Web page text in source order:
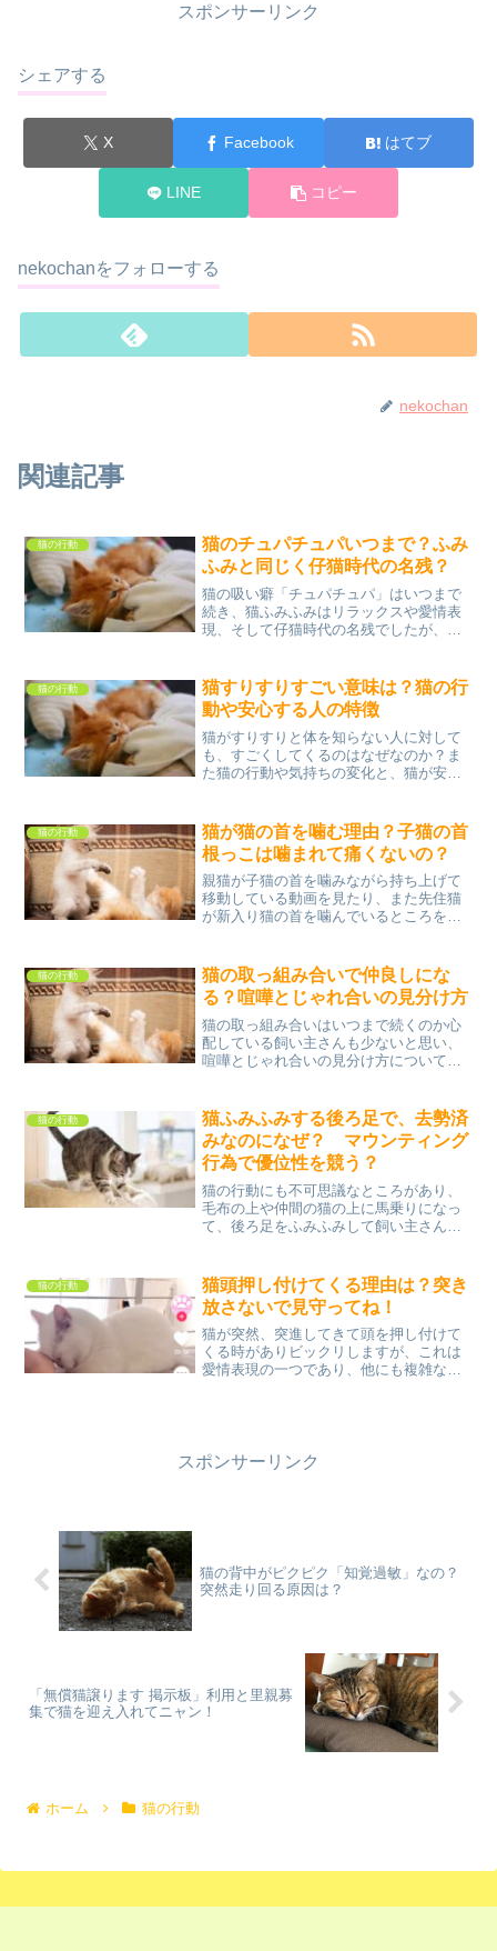
スポンサーリンク
シェアする
X Facebook はてブ
LINE コピー
nekochanをフォローする
nekochan
関連記事
猫の行動
猫のチュパチュパいつまで？ふみ
ふみと同じく仔猫時代の名残？
猫の吸い癖「チュパチュパ」はいつまで
続き、猫ふみふみはリラックスや愛情表
現、そして仔猫時代の名残でしたが、吸
ングなどに気をつけながら、「チュパチ
ュパ」を見守ってあげれば...
猫の行動
猫すりすりすごい意味は？猫の行
動や安心する人の特徴
猫がすりすりと体を知らない人に対して
も、すごくしてくるのはなぜなのか？ま
た猫の行動や気持ちの変化と、猫が安心
な人が来ると遠くの方から見つけて走っ
てきたりしますが、興味の...
猫の行動
猫が猫の首を噛む理由？子猫の首
根っこは噛まれて痛くないの？
親猫が子猫の首を噛みながら持ち上げて
移動している動画を見たり、また先住猫
が新入り猫の首を噛んでいるところを見
くはないのかなぁ〜と心配になることが
ありますが、猫の体の構造...
猫の行動
猫の取っ組み合いで仲良しにな
る？喧嘩とじゃれ合いの見分け方
猫の取っ組み合いはいつまで続くのか心
配している飼い主さんも少ないと思い、
喧嘩とじゃれ合いの見分け方について調
ターンがあり、猫は温厚な動物なので室
内飼いの場合は、ケガを...
猫の行動
猫ふみふみする後ろ足で、去勢済
みなのになぜ？ マウンティング
行為で優位性を競う？
猫の行動にも不可思議なところがあり、
毛布の上や仲間の猫の上に馬乗りになっ
て、後ろ足をふみふみして飼い主さんを
ス猫ではなくオス猫でも、その行動をす
ることがあります。⇒猫の...
猫の行動
猫頭押し付けてくる理由は？突き
放さないで見守ってね！
猫が突然、突進してきて頭を押し付けて
くる時がありビックリしますが、これは
愛情表現の一つであり、他にも複雑な心
スポンサーリンク
猫の背中がピクピク「知覚過敏」なの？
突然走り回る原因は？
「無償猫譲ります 掲示板」利用と里親募
集で猫を迎え入れてニャン！
ホーム 猫の行動